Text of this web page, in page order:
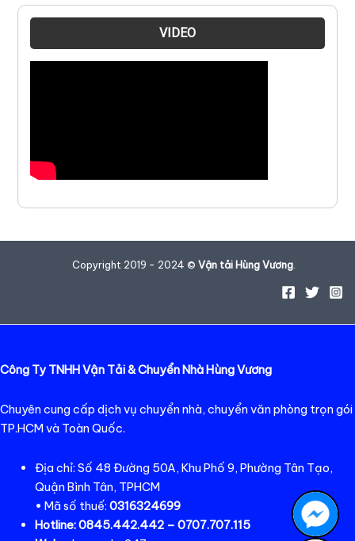
VIDEO
Copyright 2019 - 2024 © Vận tải Hùng Vương.
Công Ty TNHH Vận Tải & Chuyển Nhà Hùng Vương
Chuyên cung cấp dịch vụ chuyển nhà, chuyển văn phòng trọn gói
TP.HCM và Toàn Quốc.
Địa chỉ: Số 48 Đường 50A, Khu Phố 9, Phường Tân Tạo,
Quận Bình Tân, TPHCM
• Mã số thuế: 0316324699
Hotline:0845.442.442 – 0707.707.115